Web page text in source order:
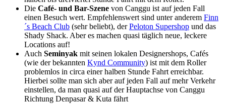
Die Café- und Bar-Szene von Canggu ist auf jeden Fall
einen Besuch wert. Empfehlenswert sind unter anderem Finn
´s Beach Club (sehr beliebt), derPeloton Supershop und das
Shady Shack. Aber es machen quasi täglich neue, leckere
Locations auf!
Auch Seminyak mit seinen lokalen Designershops, Cafés
(wie der bekannten Kynd Community) ist mit dem Roller
problemlos in circa einer halben Stunde Fahrt erreichbar.
Hierbei sollte man sich aber auf jeden Fall auf mehr Verkehr
einstellen, da man quasi auf der Hauptachse von Canggu
Richtung Denpasar & Kuta fährt